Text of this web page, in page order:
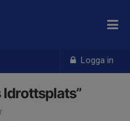
Logga in
Idrottsplats”